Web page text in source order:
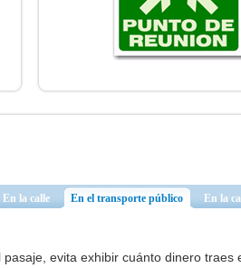
En la calle En el transporte público (solapa
En la
evita exhibir cuánto dinero traes